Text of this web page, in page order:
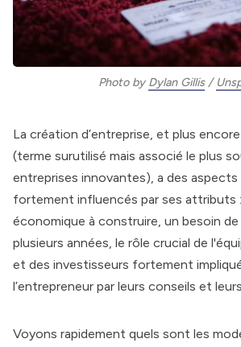
Photo by Dylan Gillis /
La création d’entreprise, et plus
(terme surutilisé mais associé le plus
entreprises innovantes), a des aspects
fortement influencés par ses attributs
économique à construire, un besoin
plusieurs années, le rôle crucial de
et des investisseurs fortement
l’entrepreneur par leurs conseils et
Voyons rapidement quels sont les